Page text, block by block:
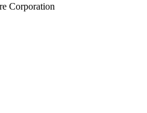
Corporation